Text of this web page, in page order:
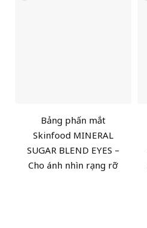
Bảng phấn mắt
Skinfood MINERAL
SUGAR BLEND EYES –
Cho ánh nhìn rạng rỡ